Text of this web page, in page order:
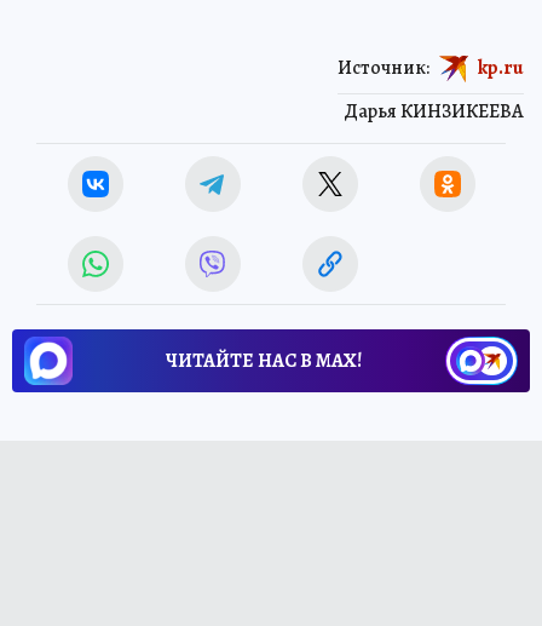
Дарья КИНЗИКЕЕВА
Источник: kp.ru
ЧИТАЙТЕ НАС В МАХ!